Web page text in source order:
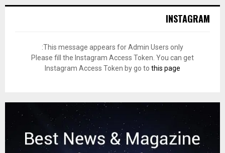
INSTAGRAM
This message appears for Admin Users only:
Please fill the Instagram Access Token. You can get
Instagram Access Token by go to this page